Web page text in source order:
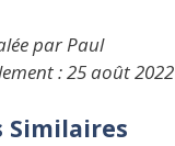
par Paul
: 25 août
Similaires